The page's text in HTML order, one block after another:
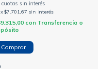
x $7.701,67 sin interés
con Transferencia o